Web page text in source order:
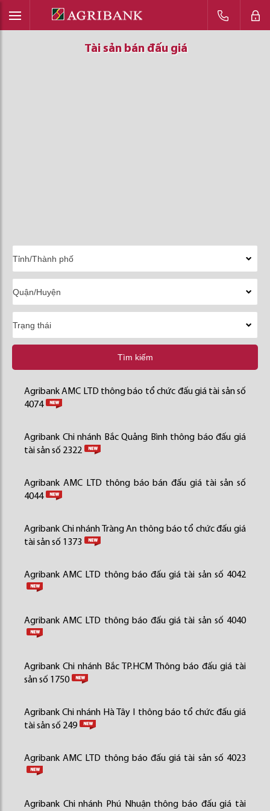
Tài sản bán đấu giá
Tài sản bán đấu giá
Tài sản bán đấu giá
Tìm kiếm
Agribank AMC LTD thông báo tổ chức đấu giá tài sản số
4074
Agribank Chi nhánh Bắc Quảng Bình thông báo đấu giá
tài sản số 2322
Agribank AMC LTD thông báo bán đấu giá tài sản số
4044
Agribank Chi nhánh Tràng An thông báo tổ chức đấu giá
tài sản số 1373
Agribank AMC LTD thông báo đấu giá tài sản số 4042
Agribank AMC LTD thông báo đấu giá tài sản số 4040
Agribank Chi nhánh Bắc TP.HCM Thông báo đấu giá tài
sản số 1750
Agribank Chi nhánh Hà Tây I thông báo tổ chức đấu giá
tài sản số 249
Agribank AMC LTD thông báo đấu giá tài sản số 4023
Agribank Chi nhánh Phú Nhuận thông báo đấu giá tài